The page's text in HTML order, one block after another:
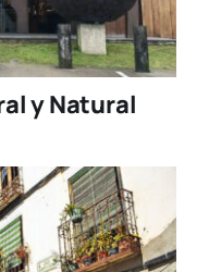
y Natural